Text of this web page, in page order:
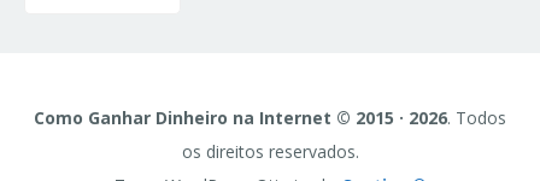
Como Ganhar Dinheiro na Internet © 2015 · 2026. Todos
os direitos reservados.